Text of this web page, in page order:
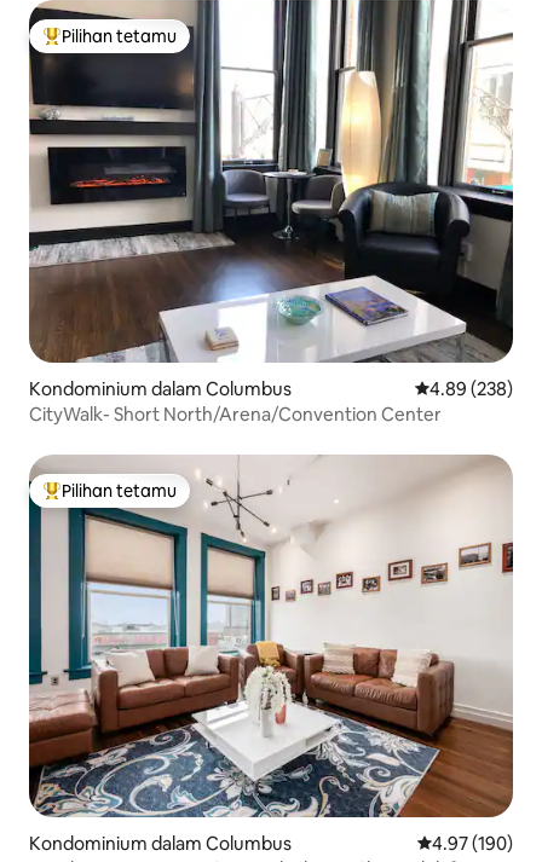
Pilihan utama tetamu
Pilihan tetamu
Kondominium dalam Columbus Penarafan
4.89 (238)
CityWalk- Short North/Arena/Convention Center
Pilihan utama tetamu
Pilihan tetamu
Kondominium dalam Columbus Penarafan
4.97 (190)